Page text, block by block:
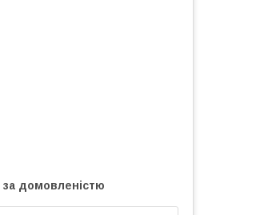
за домовленістю